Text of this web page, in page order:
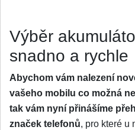
Výběr
snadno a rychle
Abychom vám nalezení
vašeho mobilu co možná
tak vám nyní přinášíme
značek telefonů, pro které u